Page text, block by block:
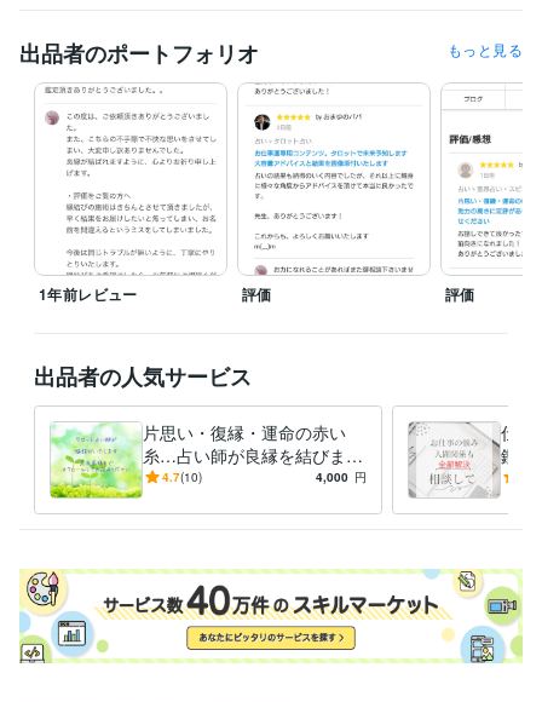
メンタルケア心理専門士 取得年 : 2011年
スピルチュアルタロット士
タロット士 取得年 : 2021年
悩み相談・カウンセリング 福祉相談（障碍児二人の母です）
福祉 お金 手続き 離婚 障害 手当 障碍児
生活保護
出品者のポートフォリオ もっと見る
1年前レビュー 評価 評価
出品者の人気サービス
片思い・復縁・運命の赤い
糸…占い師が良縁を結びます
効力の高さに定評がありま
せください
4.7(10) 4,000 円
仕事
鑑定
単刀
定結